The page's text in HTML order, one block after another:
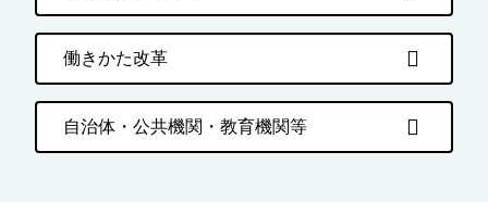
働きかた改革
自治体・公共機関・教育機関等